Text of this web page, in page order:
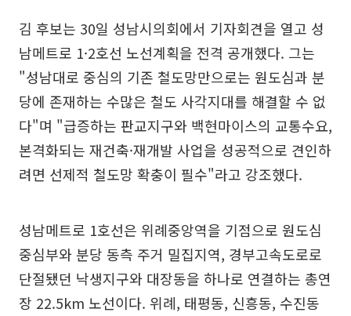
김 후보는 30일 성남시의회에서 기자회견을 열고 성
남메트로 1·2호선 노선계획을 전격 공개했다. 그는
"성남대로 중심의 기존 철도망만으로는 원도심과 분
당에 존재하는 수많은 철도 사각지대를 해결할 수 없
다"며 "급증하는 판교지구와 백현마이스의 교통수요,
본격화되는 재건축·재개발 사업을 성공적으로 견인하
려면 선제적 철도망 확충이 필수"라고 강조했다.
성남메트로 1호선은 위례중앙역을 기점으로 원도심
중심부와 분당 동측 주거 밀집지역, 경부고속도로로
단절됐던 낙생지구와 대장동을 하나로 연결하는 총연
장 22.5km 노선이다. 위례, 태평동, 신흥동, 수진동